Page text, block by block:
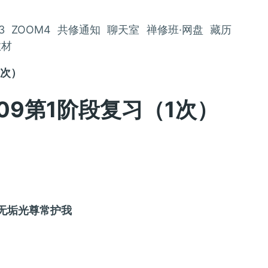
ZOOM4 共修通知 聊天室 禅修班·网盘 藏历
）
1阶段复习（1次）
垢光尊常护我